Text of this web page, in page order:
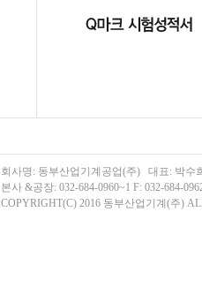
회사명: 동부산업기계공업(주) 대표: 박수
본사 &공장: 032-684-0960~1 F: 032-684-
COPYRIGHT(C) 2016 동부산업기계(주)